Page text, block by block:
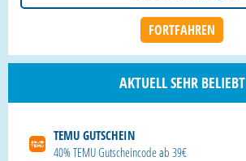
AKTUELL SEHR BELIEBT
TEMU GUTSCHEIN
40% TEMU Gutscheincode ab 39€